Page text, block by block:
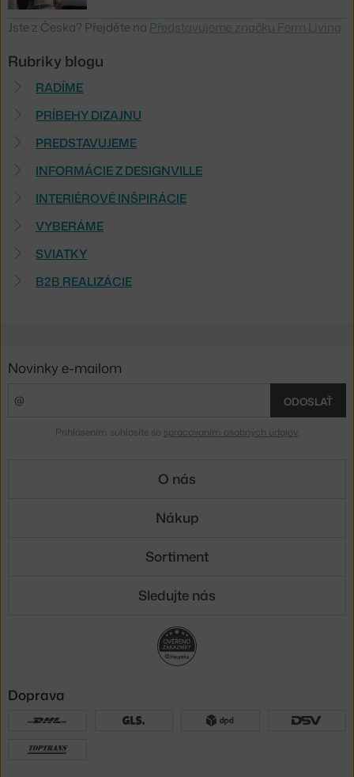
Jste z Česka? Přejděte na Představujeme značku Ferm Living
Rubriky blogu
RADÍME
PRÍBEHY DIZAJNU
PREDSTAVUJEME
INFORMÁCIE Z DESIGNVILLE
INTERIÉROVÉ INŠPIRÁCIE
VYBERÁME
SVIATKY
B2B REALIZÁCIE
Novinky e-mailom
ODOSLAŤ
Prihlásením súhlasíte so spracovaním osobných údajov.
O nás
Nákup
Sortiment
Sledujte nás
Doprava